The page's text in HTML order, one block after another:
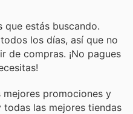
estás buscando.
los días, así que no
de compras. ¡No pagues
promociones y
todas las mejores tiendas